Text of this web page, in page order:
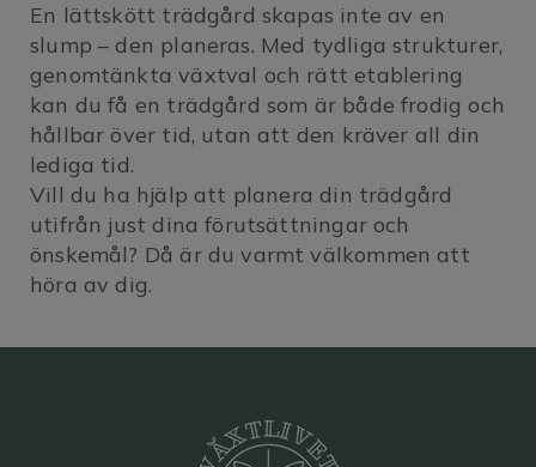
En lättskött trädgård skapas inte av en
slump – den planeras. Med tydliga strukturer,
genomtänkta växtval och rätt etablering
kan du få en trädgård som är både frodig och
hållbar över tid, utan att den kräver all din
lediga tid.
Vill du ha hjälp att planera din trädgård
utifrån just dina förutsättningar och
önskemål? Då är du varmt välkommen att
höra av dig.